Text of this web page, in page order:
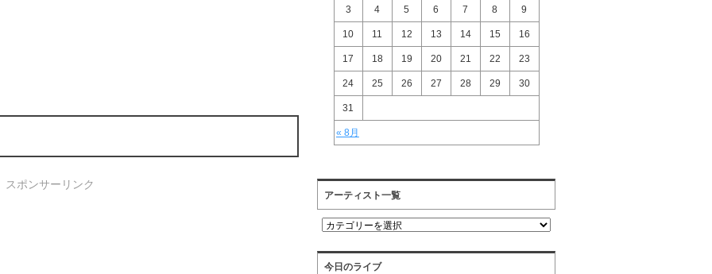
スポンサーリンク
« 8月
3 4 5 6 7 8 9
10 11 12 13 14 15 16
17 18 19 20 21 22 23
24 25 26 27 28 29 30
31
アーティスト一覧
ア
テ
ィ
今日のライブ